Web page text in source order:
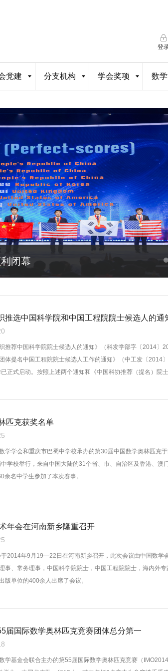
登
党建 分支机构 学会奖项 数
闭幕
推选中国科学院和中国工程院院士候选人的通
推荐中国科学院院士候选人的通知》（科发学部字〔2014〕
体提名中国工程院院士候选人工作的通知》（中工发〔2014
正式启动。按照上述两个通知和《中国科协推荐（提名）院
匹克获奖名单
学学会和重庆市巴蜀中学校承办的第30届中国数学奥林匹克
学校举行，来自中国大陆的31个省、市、自治区及香港、澳
余名中学生参加了本次赛事。
年会在河南新乡隆重召开
2014年9月19—22日在河南新乡召开，此次会议由中国数学
事、常务理事，中国科学院院士，中国工程院院士，海内外专
版单位的400余人出席了会议。
届国际数学奥林匹克竞赛团体总分第一
学基金会联合主办的第55届国际数学奥林匹克竞赛（